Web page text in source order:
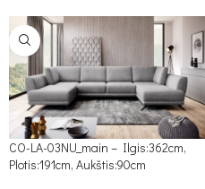
CO-LA-03NU_main – Ilgis:362cm,
Plotis:191cm, Aukštis:90cm